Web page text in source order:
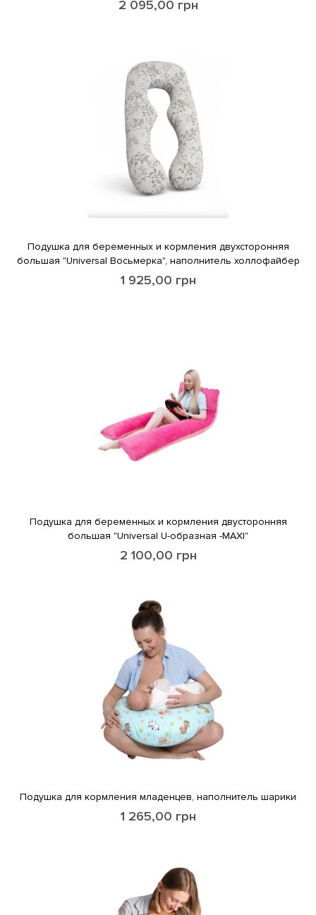
2 095,00 грн
Подушка для беременных и кормления двухсторонняя
большая "Universal Восьмерка", наполнитель холлофайбер
1 925,00 грн
Подушка для беременных и кормления двусторонняя
большая "Universal U-образная -MAXI"
2 100,00 грн
Подушка для кормления младенцев, наполнитель шарики
1 265,00 грн